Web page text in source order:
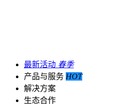
最新活动 春季
产品与服务 HOT
解决方案
生态合作